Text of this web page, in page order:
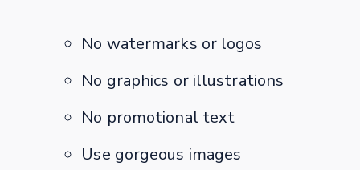
No watermarks or logos
No graphics or illustrations
No promotional text
Use gorgeous images